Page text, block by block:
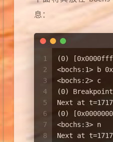
息：
1
2
3
4
5
6
7
8
(0)
<bochs:1> b
<bochs:2> c
(0)
Next at
(0)
<bochs:3> n
Next at